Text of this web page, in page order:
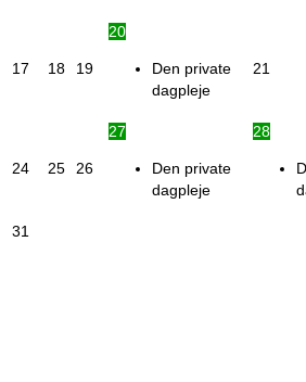
17 18 19
20
Den private
dagpleje
21
24 25 26
27
Den private
dagpleje
28
31